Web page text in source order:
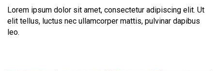
Lorem ipsum dolor sit amet, consectetur adipiscing elit. Ut
elit tellus, luctus nec ullamcorper mattis, pulvinar dapibus
leo.